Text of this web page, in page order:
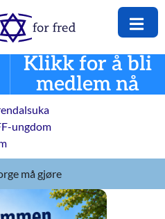
Klikk for å bli
medlem nå
ungdom
må gjøre